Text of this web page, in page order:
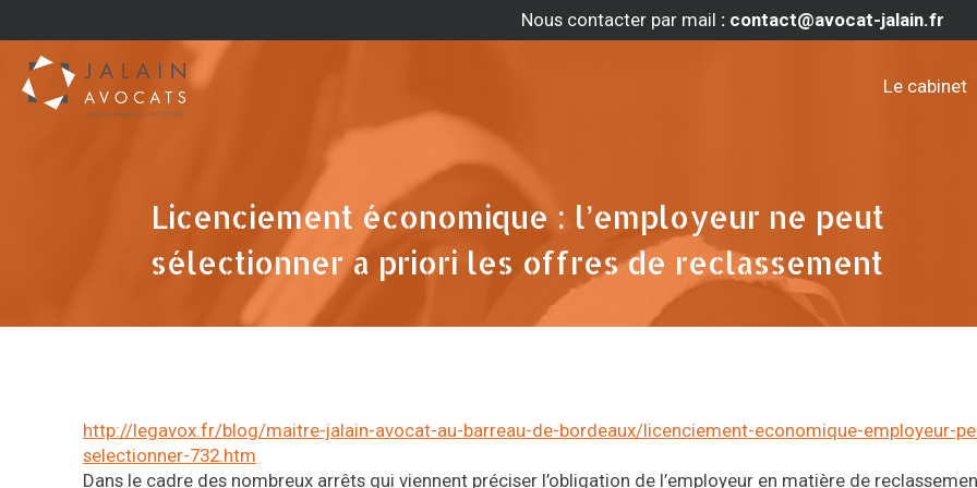
Nous contacter par mail : contact@avocat-jalain.fr
Le cabinet
Licenciement économique : l’employeur ne peut
sélectionner a priori les offres de reclassement
http://legavox.fr/blog/maitre-jalain-avocat-au-barreau-de-bordeaux/licenciement-economique-employeur-
selectionner-732.htm
Dans le cadre des nombreux arrêts qui viennent préciser l’obligation de l’employeur en matière de